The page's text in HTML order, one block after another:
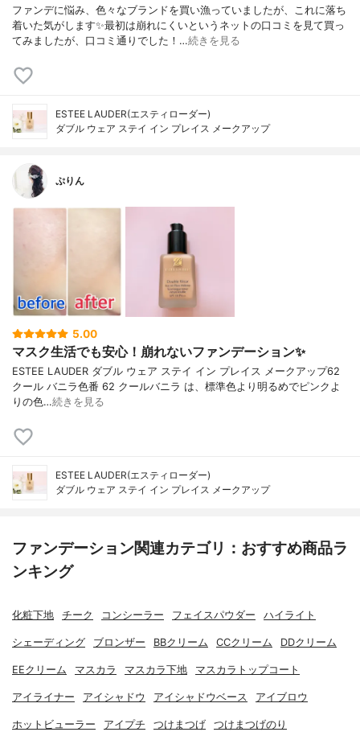
ファンデに悩み、色々なブランドを買い漁っていましたが、これに落ち
着いた気がします✨最初は崩れにくいというネットの口コミを見て買っ
てみましたが、口コミ通りでした！…続きを見る
ESTEE LAUDER(エスティローダー)
ダブル ウェア ステイ イン プレイス メークアップ
ぷりん
5.00
マスク生活でも安心！崩れないファンデーション✨
ESTEE LAUDER ダブル ウェア ステイ イン プレイス メークアップ62
クール バニラ色番 62 クールバニラ は、標準色より明るめでピンクよ
りの色…続きを見る
ESTEE LAUDER(エスティローダー)
ダブル ウェア ステイ イン プレイス メークアップ
ファンデーション関連カテゴリ：おすすめ商品ラ
ンキング
化粧下地 チーク コンシーラー フェイスパウダー ハイライト
シェーディング ブロンザー BBクリーム CCクリーム DDクリーム
EEクリーム マスカラ マスカラ下地 マスカラトップコート
アイライナー アイシャドウ アイシャドウベース アイブロウ
ホットビューラー アイプチ つけまつげ つけまつげのり